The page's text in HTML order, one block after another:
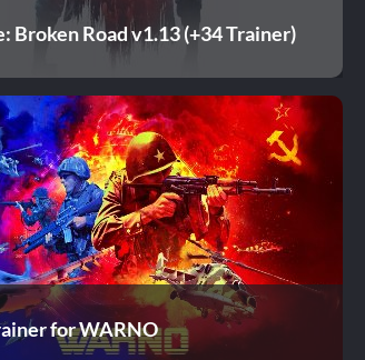
Broken Road v1.13 (+34 Trainer)
for WARNO